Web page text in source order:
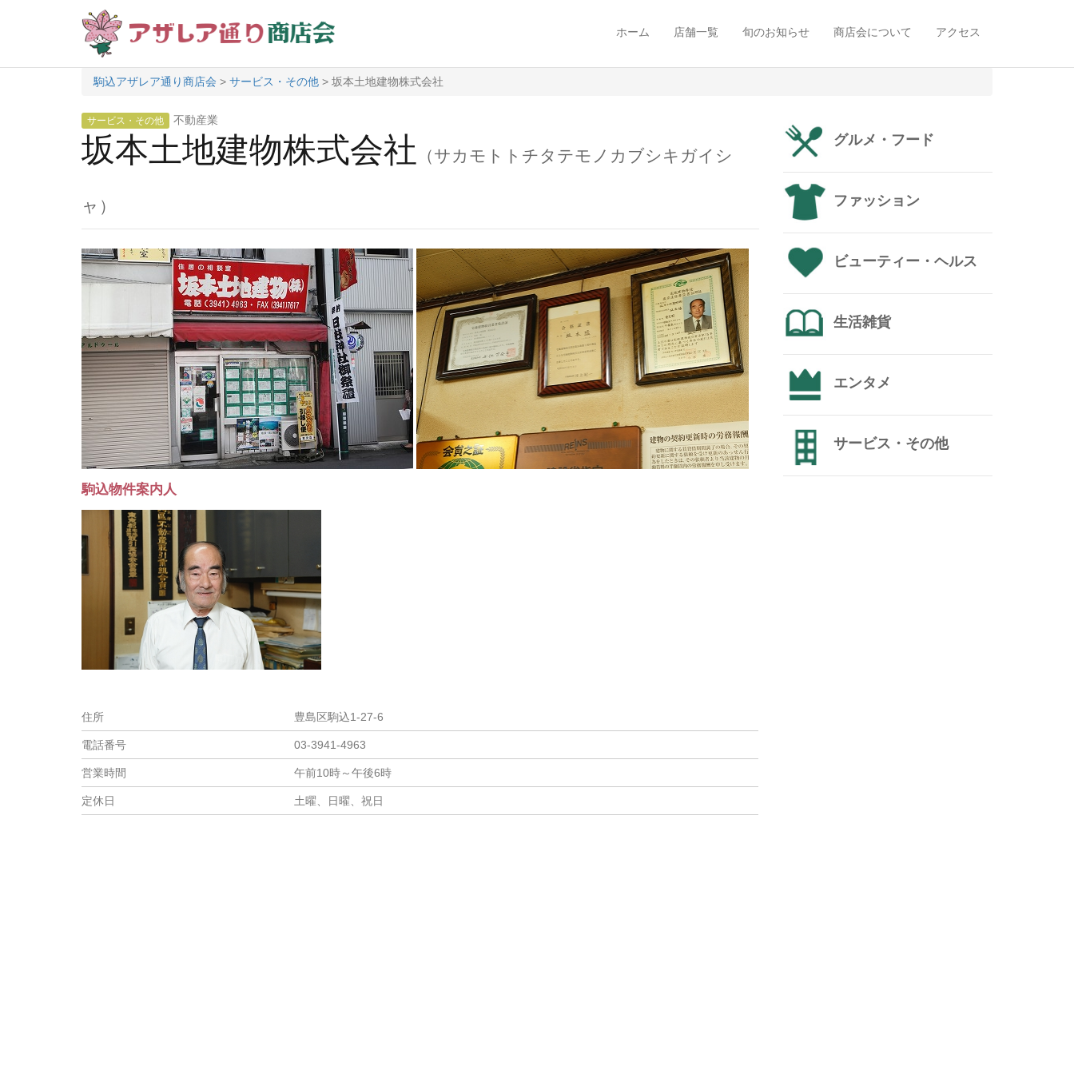
ホーム 店舗一覧 旬のお知らせ 商店会について アクセス
駒込アザレア通り商店会 > サービス・その他 > 坂本土地建物株式会社
サービス・その他 不動産業
坂本土地建物株式会社 （サカモトトチタテモノカブシキガイシ
ャ）
駒込物件案内人
住所 豊島区駒込1-27-6
電話番号 03-3941-4963
営業時間 午前10時～午後6時
定休日 土曜、日曜、祝日
グルメ・フード
ファッション
ビューティー・ヘルス
生活雑貨
エンタメ
サービス・その他